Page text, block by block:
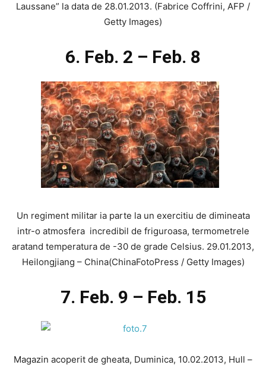
Laussane” la data de 28.01.2013. (Fabrice Coffrini, AFP /
Getty Images)
6. Feb. 2 – Feb. 8
Un regiment militar ia parte la un exercitiu de dimineata
intr-o atmosfera incredibil de friguroasa, termometrele
aratand temperatura de -30 de grade Celsius. 29.01.2013,
Heilongjiang – China(ChinaFotoPress / Getty Images)
7. Feb. 9 – Feb. 15
Magazin acoperit de gheata, Duminica, 10.02.2013, Hull –